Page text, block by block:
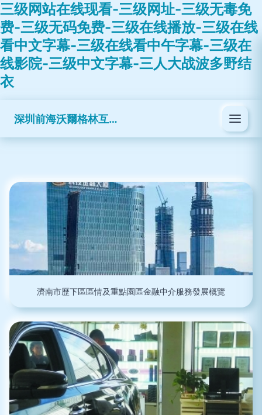
三级网站在线现看-三级网址-三级无毒免
费-三级无码免费-三级在线播放-三级在线
看中文字幕-三级在线看中午字幕-三级在
线影院-三级中文字幕-三人大战波多野结
衣
深圳前海沃爾格林互聯網金融服務有限公司
濟南市歷下區區情及重點園區金融中介服務發展概覽